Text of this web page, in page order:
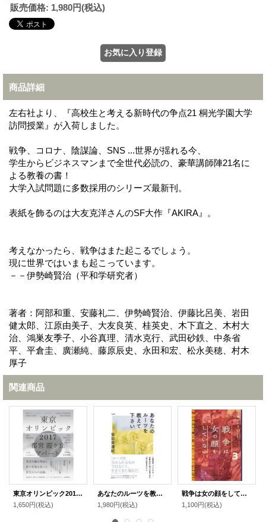
販売価格: 1,980円(税込)
商品詳細
左右社より、『高校生と考える新時代の争点21 桐光学園大学
訪問授業』が入荷しました。
戦争、コロナ、陰謀論、SNS ...世界が揺れる今、
学生からビジネスマンまで全世代必読の、豪華講師陣21名に
よる教養の書！
大学入試問題に多数採用のシリーズ最新刊。
表紙を飾るのは大友克洋さんのSF大作『AKIRA』。
考えなかったら、戦争はまた起こるでしょう。
現に世界ではいまも起こっています。
－－伊勢崎賢治（平和学研究者）
著者：阿部和重、安藤礼二、伊勢崎賢治、伊藤比呂美、岩田
健太郎、江原由美子、大友良英、桂英史、木下直之、木村大
治、鴻巣友季子、小谷真理、清水克行、武田砂鉄、中条省
平、平倉圭、廣瀬純、藤原辰史、永田和宏、松永美穂、村木
厚子
関連商品
東京オリンピック2017 都営霞ヶ丘アパート
1,650円(税込)
あなたのルーツを教えて下さい / 安田菜津紀
1,980円(税込)
戦争は女の顔をしていない 3 / 小梅 けいと (著), スヴェトラーナ・アレクシエーヴィチ (原著), 速水 螺旋人 (監修)
1,100円(税込)